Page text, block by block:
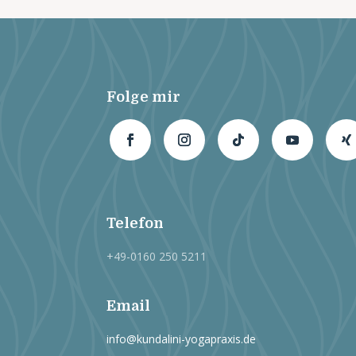
Folge mir
Telefon
+49-0160 250 5211
Email
info@kundalini-yogapraxis.de